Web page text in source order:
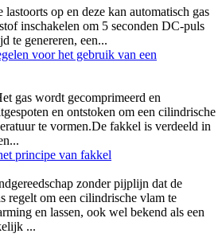
lastoorts op en deze kan automatisch gas
inschakelen om 5 seconden DC-puls
te genereren, een...
gas wordt gecomprimeerd en
en ontstoken om een ​​cilindrische
te vormen.De fakkel is verdeeld in
zonder pijplijn dat de
regelt om een ​​cilindrische vlam te
en lassen, ook wel bekend als een
...